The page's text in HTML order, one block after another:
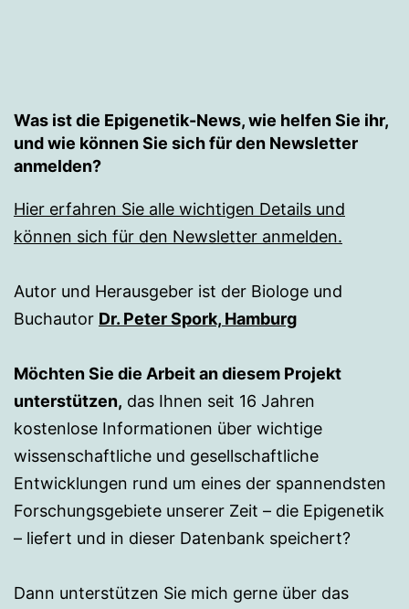
Was ist die Epigenetik-News, wie helfen Sie ihr,
und wie können Sie sich für den Newsletter
anmelden?
Hier erfahren Sie alle wichtigen Details und
können sich für den Newsletter anmelden.
Autor und Herausgeber ist der Biologe und
Buchautor Dr. Peter Spork, Hamburg
Möchten Sie die Arbeit an diesem Projekt
unterstützen, das Ihnen seit 16 Jahren
kostenlose Informationen über wichtige
wissenschaftliche und gesellschaftliche
Entwicklungen rund um eines der spannendsten
Forschungsgebiete unserer Zeit – die Epigenetik
– liefert und in dieser Datenbank speichert?
Dann unterstützen Sie mich gerne über das